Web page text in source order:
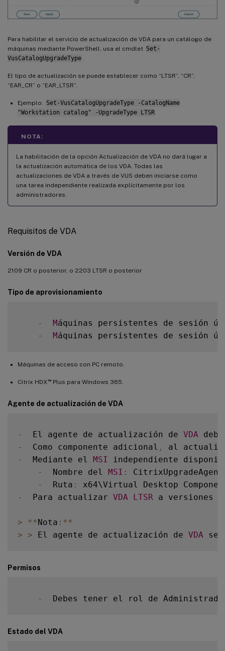
Para habilitar el servicio de actualización de VDA para un catálogo de
máquinas mediante PowerShell, usa el cmdlet Set-
VusCatalogUpgradeType .
El tipo de actualización se puede establecer como “LTSR”, “CR”,
“EAR_CR” o “EAR_LTSR”.
Ejemplo: Set-VusCatalogUpgradeType -CatalogName
"Workstation catalog" -UpgradeType LTSR
NOTA:
La habilitación de la opción Actualización de VDA no dará lugar a
la actualización automática de los VDA. Todas las
actualizaciones de VDA a través de VUS deben iniciarse como
una tarea independiente realizada explícitamente por los
administradores.
Requisitos de VDA
Versión de VDA
2109 CR o posterior, o 2203 LTSR o posterior
Tipo de aprovisionamiento
- Máquinas persistentes de sesión
-
Máquinas persistentes de sesión
Máquinas de acceso con PC remoto.
Citrix HDX™Plus para Windows 365.
Agente de actualización de VDA
-
  El agente de actualización de
VDA
-
  Como componente adicional
,
al
-
  Mediante el
MSI
independiente
-
  Nombre del
MSI :
-
  Ruta
:
-
  Para actualizar
VDA LTSR a versiones
> **Nota : **
> > El agente de actualización de VDA se
Permisos
-
Debes tener el rol de
Estado del VDA